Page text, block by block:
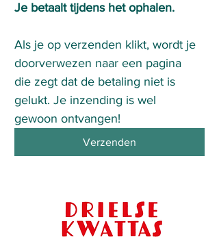
Je betaalt tijdens het ophalen.
Als je op verzenden klikt, wordt je
doorverwezen naar een pagina
die zegt dat de betaling niet is
gelukt. Je inzending is wel
gewoon ontvangen!
Verzenden